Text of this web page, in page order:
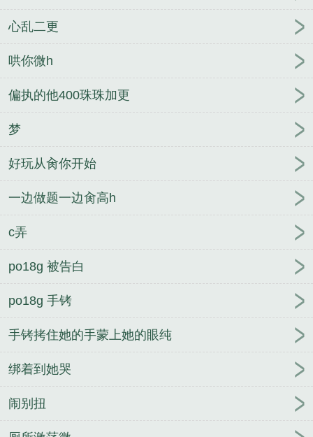
心乱二更
哄你微h
偏执的他400珠珠加更
梦
好玩从肏你开始
一边做题一边肏高h
c弄
po18g 被告白
po18g 手铐
手铐拷住她的手蒙上她的眼纯
绑着到她哭
闹别扭